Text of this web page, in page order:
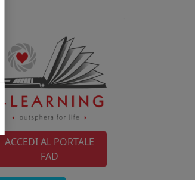
ACCEDI AL PORTALE
FAD